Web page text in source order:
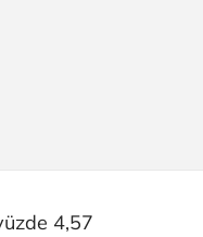
4,57